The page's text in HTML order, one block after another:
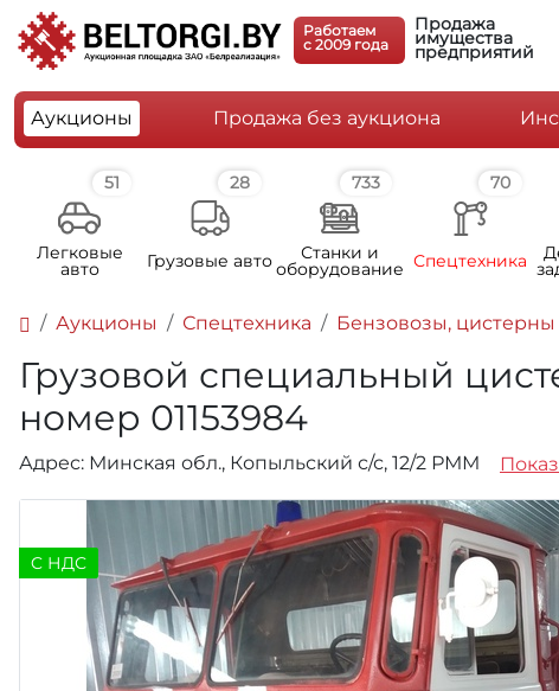
Работаем
c 2009 года
Продажа
имущества
предприятий
Аукционы Продажа без аукциона
51
Легковые
авто
28
Грузовые авто
733
Станки и
оборудование
70
Спецтехника
Аукционы Спецтехника Бензовозы, цистерны
Грузовой специальный
номер 01153984
Адрес: Минская обл., Копыльский с/с, 12/2 РММ
C НДС